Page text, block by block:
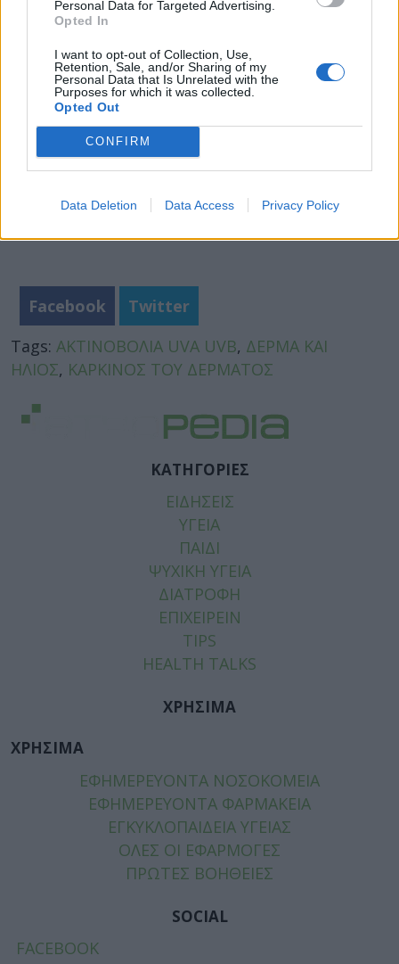
Personal Data for Targeted Advertising.
Opted In
I want to opt-out of Collection, Use,
Retention, Sale, and/or Sharing of my
Personal Data that Is Unrelated with the
Purposes for which it was collected.
Opted Out
CONFIRM
Data Deletion Data Access Privacy Policy
– Ο ρόλος του ήλιου
Facebook
Twitter
Tags: ΑΚΤΙΝΟΒΟΛΙΑ UVA UVB, ΔΕΡΜΑ ΚΑΙ
ΗΛΙΟΣ, ΚΑΡΚΙΝΟΣ ΤΟΥ ΔΕΡΜΑΤΟΣ
ΚΑΤΗΓΟΡΙΕΣ
ΕΙΔΗΣΕΙΣ
ΥΓΕΙΑ
ΠΑΙΔΙ
ΨΥΧΙΚΗ ΥΓΕΙΑ
ΔΙΑΤΡΟΦΗ
ΕΠΙΧΕΙΡΕΙΝ
TIPS
HEALTH TALKS
ΧΡΗΣΙΜΑ
ΧΡΗΣΙΜΑ
ΕΦΗΜΕΡΕΥΟΝΤΑ ΝΟΣΟΚΟΜΕΙΑ
ΕΦΗΜΕΡΕΥΟΝΤΑ ΦΑΡΜΑΚΕΙΑ
ΕΓΚΥΚΛΟΠΑΙΔΕΙΑ ΥΓΕΙΑΣ
ΟΛΕΣ ΟΙ ΕΦΑΡΜΟΓΕΣ
ΠΡΩΤΕΣ ΒΟΗΘΕΙΕΣ
SOCIAL
FACEBOOK